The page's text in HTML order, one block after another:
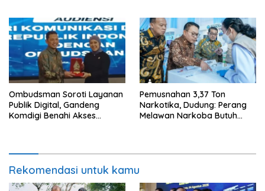
Ombudsman Soroti Layanan
Publik Digital, Gandeng
Komdigi Benahi Akses
Pemusnahan 3,37 Ton
Narkotika, Dudung: Perang
Melawan Narkoba Butuh
Rekomendasi untuk kamu